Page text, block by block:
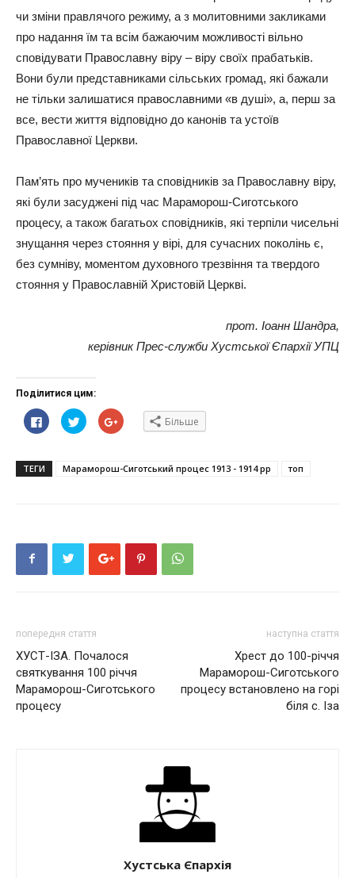
чи зміни правлячого режиму, а з молитовними закликами
про надання їм та всім бажаючим можливості вільно
сповідувати Православну віру – віру своїх прабатьків.
Вони були представниками сільських громад, які бажали
не тільки залишатися православними «в душі», а, перш за
все, вести життя відповідно до канонів та устоїв
Православної Церкви.
Пам’ять про мучеників та сповідників за Православну віру,
які були засуджені під час Мараморош-Сиготського
процесу, а також багатьох сповідників, які терпіли чисельні
знущання через стояння у вірі, для сучасних поколінь є,
без сумніву, моментом духовного трезвіння та твердого
стояння у Православній Христовій Церкві.
прот. Іоанн Шандра,
керівник Прес-служби Хустської Єпархії УПЦ
Поділитися цим:
Click
to
share
у
новому
Click
to
share
у
новому
Click
to
(Відкривається
у
Більше
ТЕГИ Мараморош-Сиготський процес 1913 - 1914 рр топ
попередня стаття
ХУСТ-ІЗА. Почалося
святкування 100 річчя
Мараморош-Сиготського
процесу
наступна стаття
Хрест до 100-річчя
Мараморош-Сиготського
процесу встановлено на горі
біля с. Іза
Хустська Єпархія